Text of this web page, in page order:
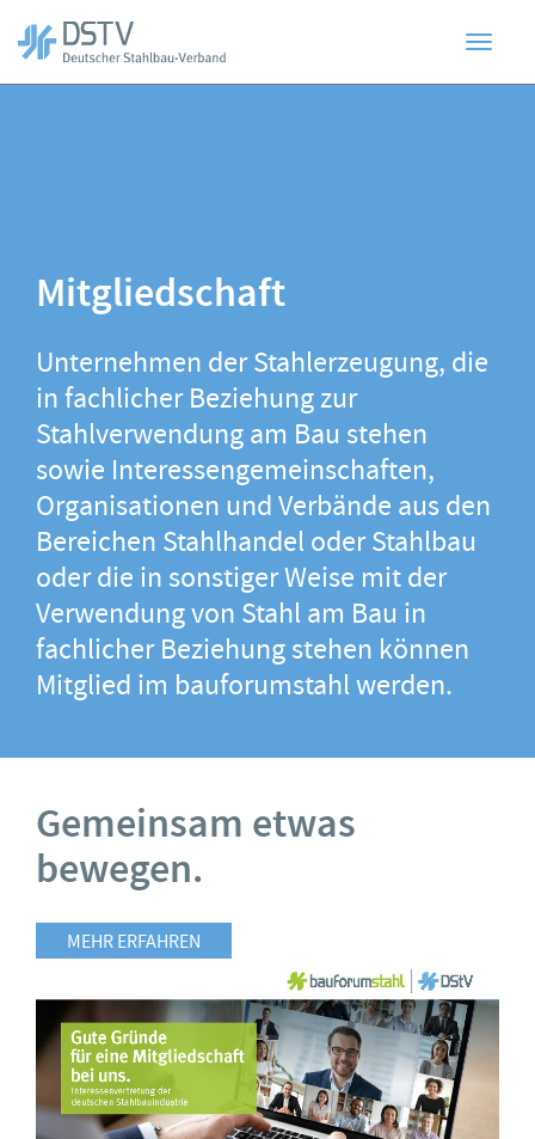
Mitgliedschaft
Unternehmen der Stahlerzeugung, die
in fachlicher Beziehung zur
Stahlverwendung am Bau stehen
sowie Interessengemeinschaften,
Organisationen und Verbände aus den
Bereichen Stahlhandel oder Stahlbau
oder die in sonstiger Weise mit der
Verwendung von Stahl am Bau in
fachlicher Beziehung stehen können
Mitglied im bauforumstahl werden.
Gemeinsam etwas
bewegen.
MEHR ERFAHREN